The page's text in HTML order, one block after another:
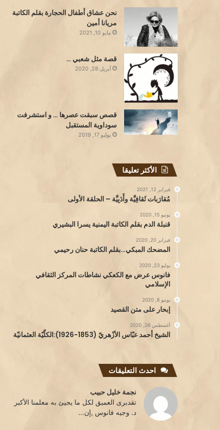
نحن عشاق أطفال الحجارة بقلم الكاتبة
مريانا أمين
مايو 10, 2021
قصة مثل شعبي …
أبريل 28, 2020
قصص سبقت عصرها … و استشرفت
سوداوية المستقبل
يوليو 17, 2019
الأكثر تعليقا
فبراير 12, 2021
مُقارَبات ثَقافِيَّة وأَدَبِيَّة – الحلقة الأولى
يونيو 15, 2020
قنبلة الدم بقلم الكاتبة اليمنية يسرا البشيري
فبراير 20, 2020
المضحك المبكي…بقلم الكاتبة حنان رحيمي
يوليو 23, 2020
فانوس عرض مع الكعكي نشاطات المركز الثقافي
الإسلامي
يونيو 8, 2020
إبحار على متن القصيد
أغسطس 26, 2020
الشيخ أحمد عبّاس الأزْهريّ (1853-1926):الكلّيّة العثمانيّة
احدث التعليقات
نجمة خليل حبيب
تقدبرى العميق لكل ما يجيئ به معلمنا الأكبر
د. وجيه فانوس ,إن...